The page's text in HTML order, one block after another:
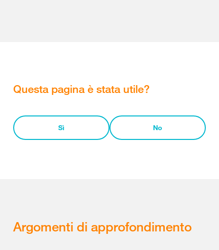
Questa pagina è stata utile?
Sì No
Argomenti di approfondimento